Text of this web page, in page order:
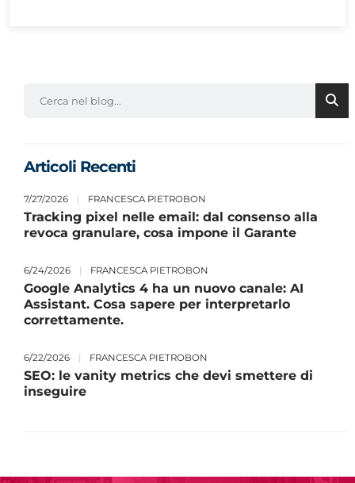
Articoli Recenti
7/27/2026 | FRANCESCA PIETROBON
Tracking pixel nelle email: dal consenso alla
revoca granulare, cosa impone il Garante
6/24/2026 | FRANCESCA PIETROBON
Google Analytics 4 ha un nuovo canale: AI
Assistant. Cosa sapere per interpretarlo
correttamente.
6/22/2026 | FRANCESCA PIETROBON
SEO: le vanity metrics che devi smettere di
inseguire